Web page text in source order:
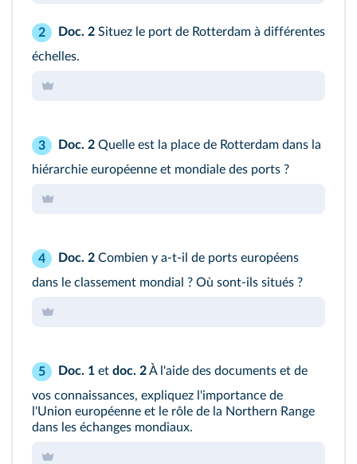
2 Doc. 2 Situez le port de Rotterdam à différentes
échelles.
3 Doc. 2 Quelle est la place de Rotterdam dans la
hiérarchie européenne et mondiale des ports ?
4 Doc. 2 Combien y a-t-il de ports européens
dans le classement mondial ? Où sont-ils situés ?
5 Doc. 1 et doc. 2À l'aide des documents et de
vos connaissances, expliquez l'importance de
l'Union européenne et le rôle de la Northern Range
dans les échanges mondiaux.